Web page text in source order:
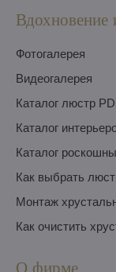
Вдохновение
Фотогалерея
Видеогалерея
Каталог люстр
Каталог
Каталог
Как выбрать
Монтаж
Как очистить
О фирме